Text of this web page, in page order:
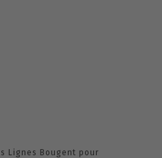
Lignes Bougent pour